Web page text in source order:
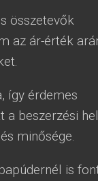
összetevők
az ár-érték
így érdemes
a beszerzési
minősége.
is